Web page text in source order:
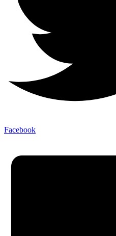
Facebook